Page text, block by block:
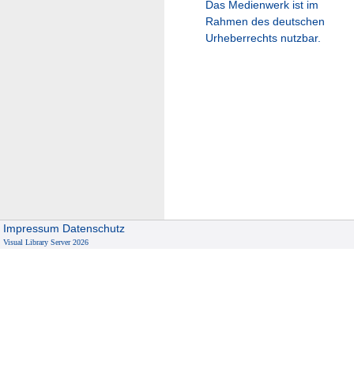
Das Medienwerk ist im
Rahmen des deutschen
Urheberrechts nutzbar.
Impressum Datenschutz
Visual Library Server 2026